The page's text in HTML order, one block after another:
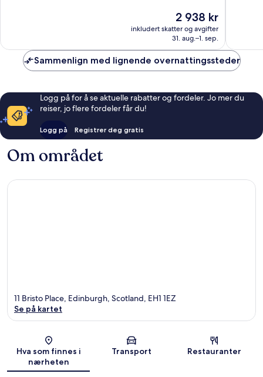
Prisen
er
2 938 kr
2 938 kr
inkludert skatter og avgifter
31. aug.–1. sep.
Sammenlign med lignende overnattingssteder
Logg på for å se aktuelle rabatter og fordeler. Jo mer du
reiser, jo flere fordeler får du!
Logg på Registrer deg gratis
Om området
Kart
11 Bristo Place, Edinburgh, Scotland, EH1 1EZ
Se på kartet
Hva som finnes i
nærheten
Transport Restauranter